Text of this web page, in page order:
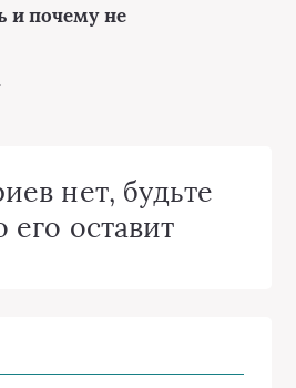
и почему не
нет, будьте
оставит